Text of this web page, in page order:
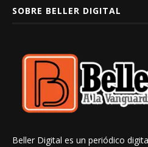
SOBRE BELLER DIGITAL
Beller Digital es un periódico